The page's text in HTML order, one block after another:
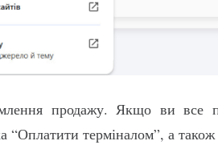
продажу. Якщо ви все
“Оплатити терміналом”, а також